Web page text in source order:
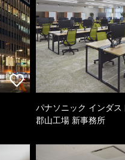
パナソニック インダス
郡山工場 新事務所